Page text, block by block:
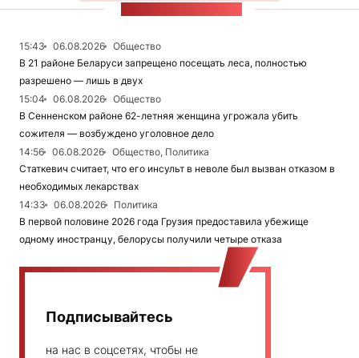
15:43 06.08.2026
Общество
В 21 районе Беларуси запрещено посещать леса, полностью
разрешено — лишь в двух
15:04
06.08.2026
Общество
В Сенненском районе 62-летняя женщина угрожала убить
сожителя — возбуждено уголовное дело
14:56
06.08.2026
Общество, Политика
Статкевич считает, что его инсульт в неволе был вызван отказом в
необходимых лекарствах
14:33
06.08.2026
Политика
В первой половине 2026 года Грузия предоставила убежище
одному иностранцу, белорусы получили четыре отказа
Подписывайтесь
на нас в соцсетях, чтобы не